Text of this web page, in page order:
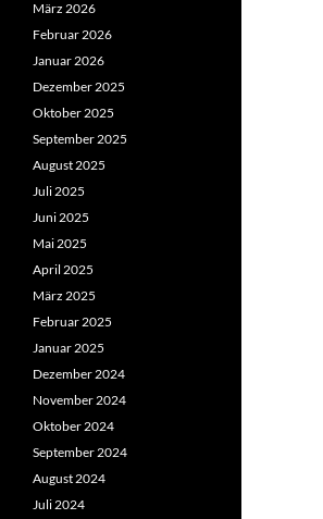
März 2026
Februar 2026
Januar 2026
Dezember 2025
Oktober 2025
September 2025
August 2025
Juli 2025
Juni 2025
Mai 2025
April 2025
März 2025
Februar 2025
Januar 2025
Dezember 2024
November 2024
Oktober 2024
September 2024
August 2024
Juli 2024